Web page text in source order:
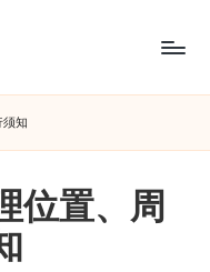
知
位置、周